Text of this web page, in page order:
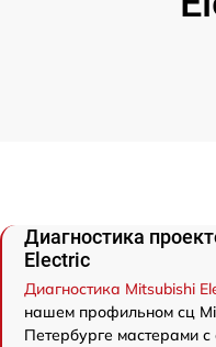
Диагностика
Electric
Диагностика Mitsubishi
нашем профильном сц
Петербурге мастерами